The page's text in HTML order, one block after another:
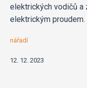
elektrických vodičů a
elektrickým proudem.
nářadí
12. 12. 2023